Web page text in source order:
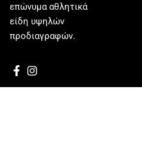
επώνυμα αθλητικά
είδη υψηλών
προδιαγραφών.